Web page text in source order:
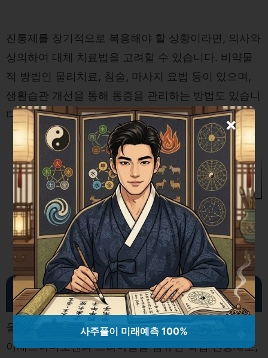
진통제를 장기적으로 복용해야 할 상황이라면, 의사와
상의하여 대체 치료법을 고려할 수 있습니다. 비약물
적 방법인 물리치료, 침술, 마사지 요법 등이 있으며,
생활습관 개선을 통해 통증을 관리하는 방법도 있습니
다.
스마트플레이스 등록 직업소개사업 신
고(등록)필증
울트라맥세미정 장기 복용 부작용
울트라맥세미정과 울트라셋이알세미서방정은 모두
아세트아미노펜과 트라마돌을 함유한 복합 진통제로,
×
사주풀이 미래예측 100%